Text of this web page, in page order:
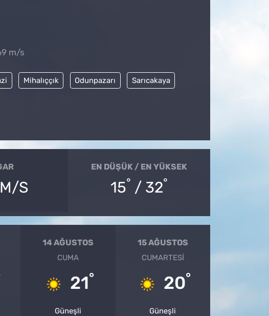
m/s
Mihalıççık Odunpazarı Sarıcakaya
S
EN DÜŞÜK / EN YÜKSEK
15° / 32°
14 AĞUSTOS
CUMA
21°
Güneşli
15 AĞUSTOS
CUMARTESI
20°
Güneşli